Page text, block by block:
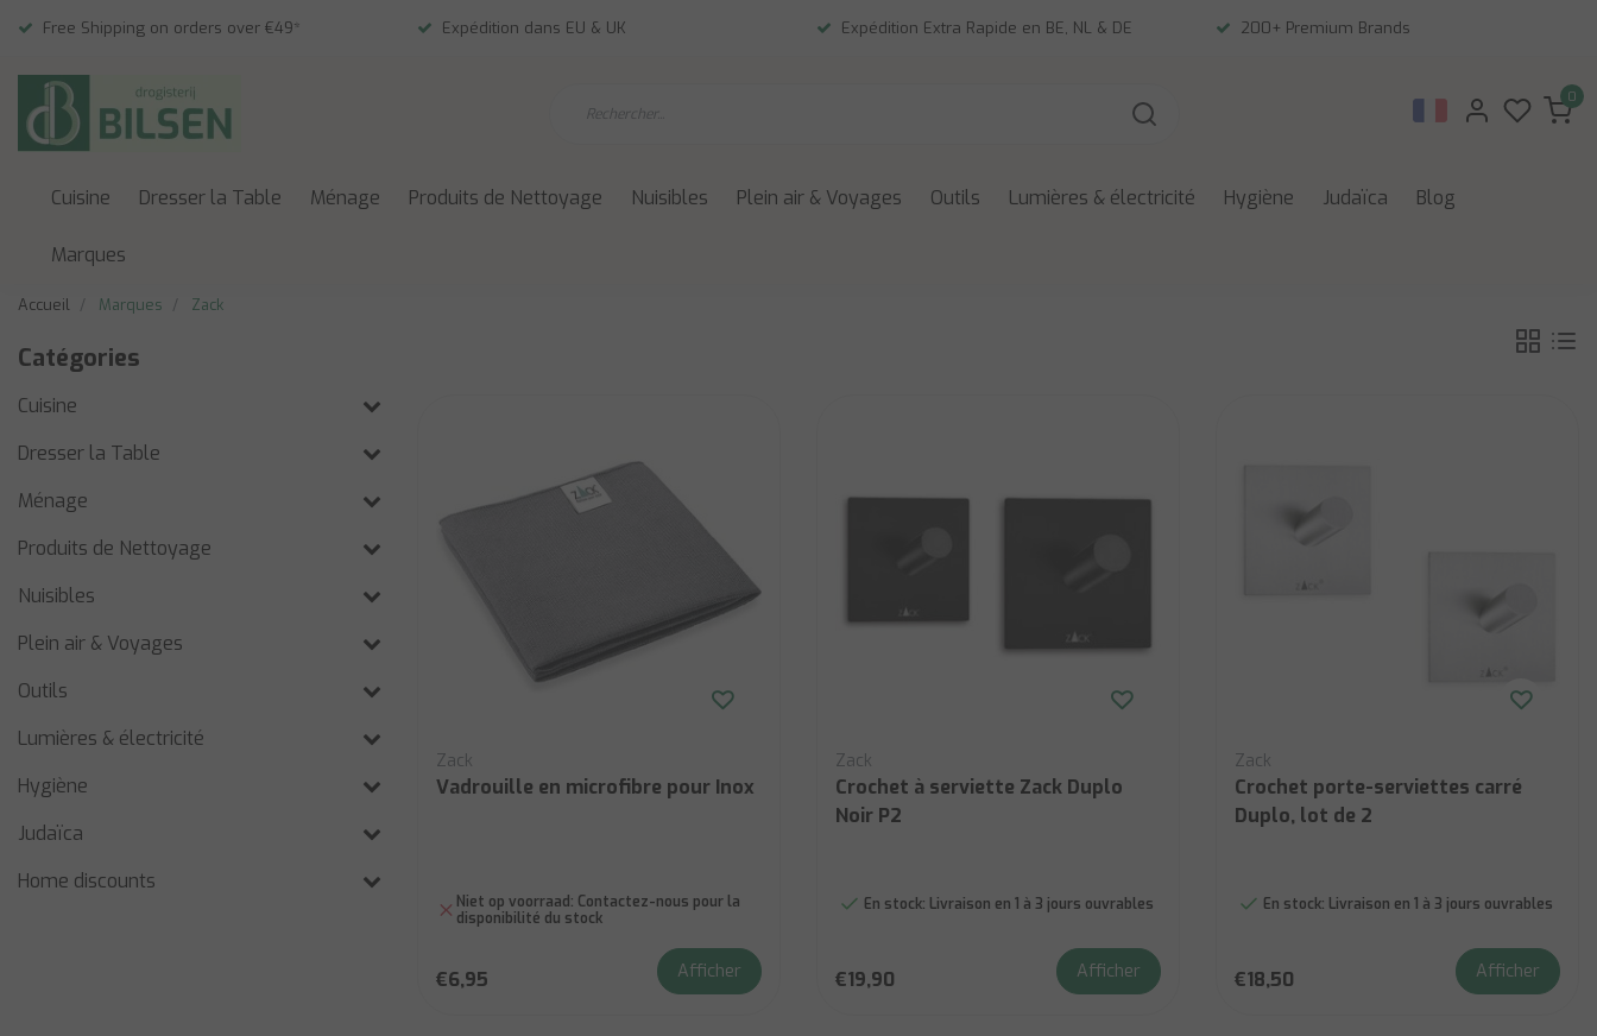
Free Shipping on orders over €49* Expédition dans EU & UK Expédition Extra Rapide en BE, NL & DE 200+ Premium Brands
0
Cuisine Dresser la Table Ménage Produits de Nettoyage Nuisibles Plein air & Voyages Outils Lumières & électricité Hygiène Judaïca Blog
Marques
Accueil Marques Zack
Catégories
Cuisine
Dresser la Table
Ménage
Produits de Nettoyage
Nuisibles
Plein air & Voyages
Outils
Lumières & électricité
Hygiène
Judaïca
Home discounts
Zack
Vadrouille en microfibre pour Inox
Niet op voorraad: Contactez-nous pour la
disponibilité du stock
€6,95 Afficher
Zack
Crochet à serviette Zack Duplo
Noir P2
En stock: Livraison en 1 à 3 jours ouvrables
€19,90 Afficher
Zack
Crochet porte-serviettes carré
Duplo, lot de 2
En stock: Livraison en 1 à 3 jours ouvrables
€18,50 Afficher